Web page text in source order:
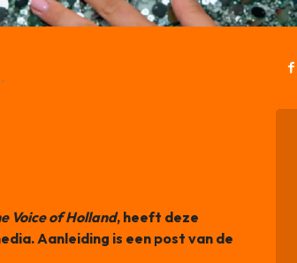
Voice of Holland, heeft deze
Aanleiding is een post van de